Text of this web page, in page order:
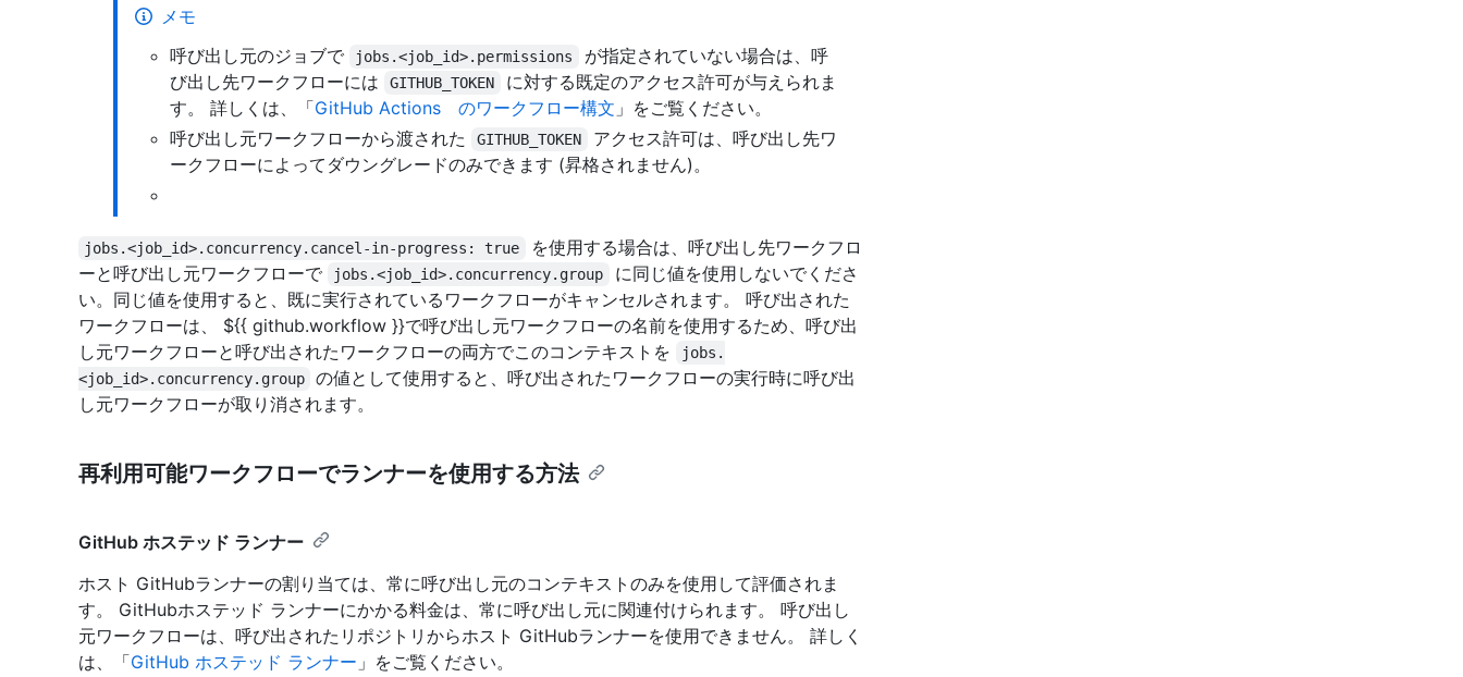
メモ
呼び出し元のジョブで
jobs.<job_id>.permissions
が指定されていない場合は、呼
び出し先ワークフローには
GITHUB_TOKEN
に対する既定のアクセス許可が与えられま
す。 詳しくは、「GitHub Actions のワークフロー構文 」をご覧ください。
呼び出し元ワークフローから渡された
GITHUB_TOKEN
アクセス許可は、呼び出し先ワ
ークフローによってダウングレードのみできます (昇格されません)。
jobs.<job_id>.concurrency.cancel-in-progress: true
を使用する場合は、呼び出し先ワークフロ
ーと呼び出し元ワークフローで
jobs.<job_id>.concurrency.group
に同じ値を使用しないでくださ
い。同じ値を使用すると、既に実行されているワークフローがキャンセルされます。 呼び出された
ワークフローは、 ${{ github.workflow }}で呼び出し元ワークフローの名前を使用するため、呼び出
し元ワークフローと呼び出されたワークフローの両方でこのコンテキストを
jobs.
<job_id>.concurrency.group
の値として使用すると、呼び出されたワークフローの実行時に呼び出
し元ワークフローが取り消されます。
再利用可能ワークフローでランナーを使用する方法
GitHub ホステッド ランナー
ホスト GitHubランナーの割り当ては、常に呼び出し元のコンテキストのみを使用して評価されま
す。 GitHubホステッド ランナーにかかる料金は、常に呼び出し元に関連付けられます。 呼び出し
元ワークフローは、呼び出されたリポジトリからホスト GitHubランナーを使用できません。 詳しく
は、「GitHub ホステッド ランナー 」をご覧ください。